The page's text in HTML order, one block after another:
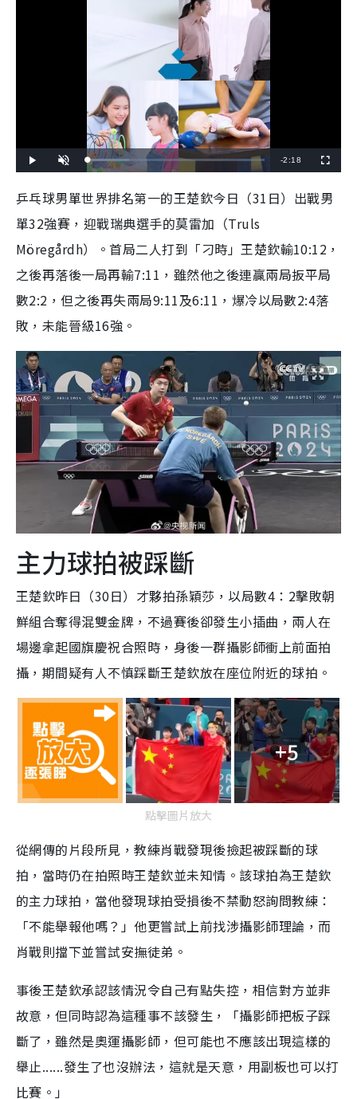
l
n
t
e
L
o
e
d
2
3
4
8
R
m
i
n
i
g
T
m
e
-2:18
u
s
c
乒乓球男單世界排名第一的王楚欽今日（31日）出戰男
單32強賽，迎戰瑞典選手的莫雷加（Truls
Möregårdh）。首局二人打到「刁時」王楚欽輸10:12，
之後再落後一局再輸7:11，雖然他之後連贏兩局扳平局
數2:2，但之後再失兩局9:11及6:11，爆冷以局數2:4落
敗，未能晉級16強。
主力球拍被踩斷
王楚欽昨日（30日）才夥拍孫穎莎，以局數4：2擊敗朝
鮮組合奪得混雙金牌，不過賽後卻發生小插曲，兩人在
場邊拿起國旗慶祝合照時，身後一群攝影師衝上前面拍
攝，期間疑有人不慎踩斷王楚欽放在座位附近的球拍。
+5
點擊圖片放大
從網傳的片段所見，教練肖戰發現後撿起被踩斷的球
拍，當時仍在拍照時王楚欽並未知情。該球拍為王楚欽
的主力球拍，當他發現球拍受損後不禁動怒詢問教練：
「不能舉報他嗎？」他更嘗試上前找涉攝影師理論，而
肖戰則擋下並嘗試安撫徒弟。
事後王楚欽承認該情況令自己有點失控，相信對方並非
故意，但同時認為這種事不該發生，「攝影師把板子踩
斷了，雖然是奧運攝影師，但可能也不應該出現這樣的
舉止......發生了也沒辦法，這就是天意，用副板也可以打
比賽。」